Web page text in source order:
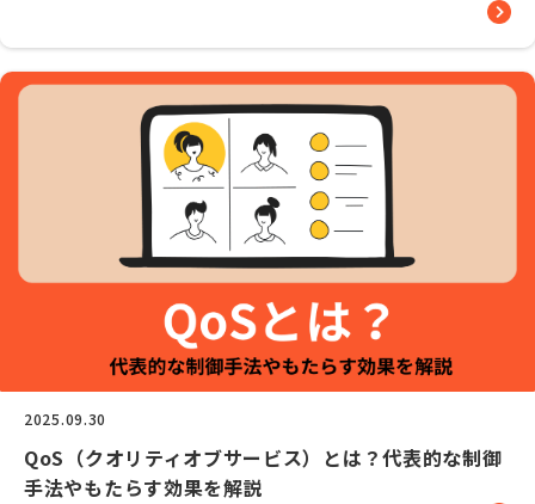
2025.09.30
QoS（クオリティオブサービス）とは？代表的な制御
手法やもたらす効果を解説